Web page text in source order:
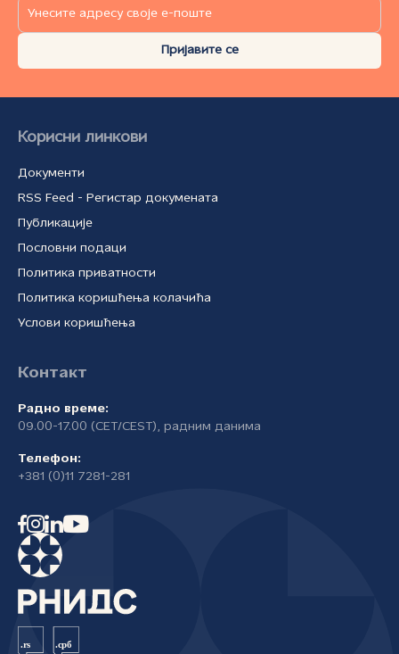
Пријавите се
Корисни линкови
Документи
RSS Feed - Регистар докумената
Публикације
Пословни подаци
Политика приватности
Политика коришћења колачића
Услови коришћења
Контакт
Радно време:
09.00-17.00 (CET/CEST), радним данима
Телефон:
+381 (0)11 7281-281